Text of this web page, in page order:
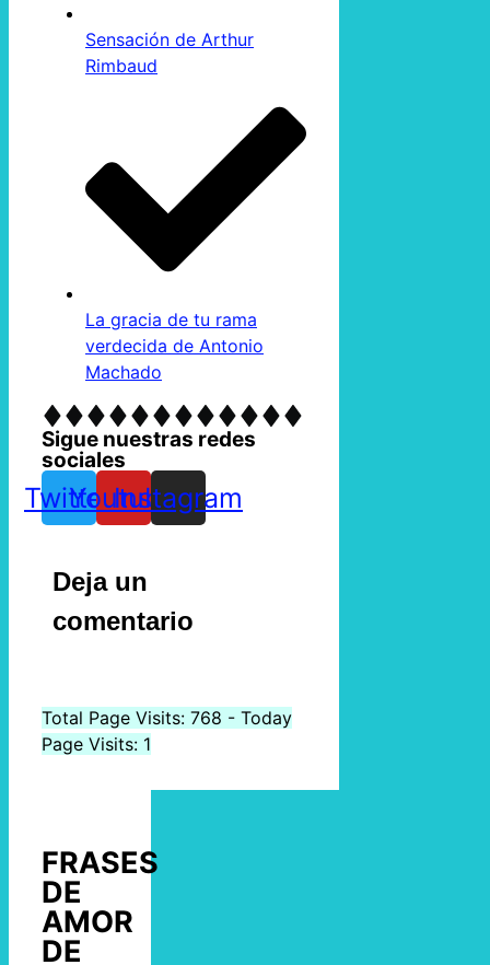
Sensación de Arthur
Rimbaud
La gracia de tu rama
verdecida de Antonio
Machado
Sigue nuestras redes
sociales
TwitterYoutube
Instagram
Deja un
comentario
Total Page Visits: 768 - Today
Page Visits: 1
FRASES
DE
AMOR
DE